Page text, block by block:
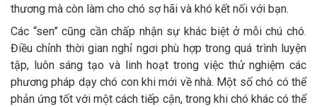
thương mà còn làm cho chó sợ hãi và khó kết nối với bạn.
Các “sen” cũng cần chấp nhận sự khác biệt ở mỗi chú chó.
Điều chỉnh thời gian nghỉ ngơi phù hợp trong quá trình luyện
tập, luôn sáng tạo và linh hoạt trong việc thử nghiệm các
phương pháp dạy chó con khi mới về nhà. Một số chó có thể
phản ứng tốt với một cách tiếp cận, trong khi chó khác có thể